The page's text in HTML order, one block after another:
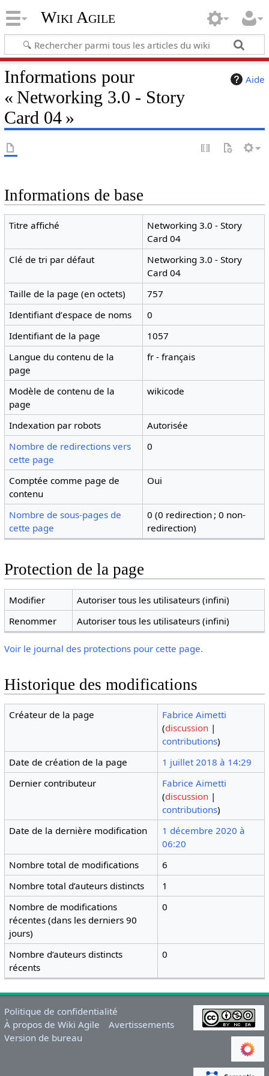
Wiki Agile
Aide
Informations pour
« Networking 3.0 - Story
Card 04 »
Informations de base
Titre affiché
Networking 3.0 - Story
Card 04
Clé de tri par défaut
Networking 3.0 - Story
Card 04
Taille de la page (en octets)
757
Identifiant dʼespace de noms
0
Identifiant de la page
1057
Langue du contenu de la
page
fr - français
Modèle de contenu de la
page
wikicode
Indexation par robots
Autorisée
Nombre de redirections vers
cette page
0
Comptée comme page de
contenu
Oui
Nombre de sous-pages de
cette page
0 (0 redirection ; 0 non-
redirection)
Protection de la page
Modifier
Autoriser tous les utilisateurs (infini)
Renommer
Autoriser tous les utilisateurs (infini)
Voir le journal des protections pour cette page.
Historique des modifications
Créateur de la page
Fabrice Aimetti
(discussion |
contributions)
Date de création de la page
1 juillet 2018 à 14:29
Dernier contributeur
Fabrice Aimetti
(discussion |
contributions)
Date de la dernière modification
1 décembre 2020 à
06:20
Nombre total de modifications
6
Nombre total d’auteurs distincts
1
Nombre de modifications
récentes (dans les derniers 90
jours)
0
Nombre d’auteurs distincts
récents
0
Politique de confidentialité
À propos de Wiki Agile
Avertissements
Version de bureau